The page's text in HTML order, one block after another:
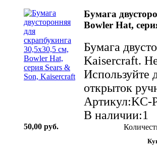
Бумага
Bowler Hat,
Бумага
Kaisercraft.
Используйте
открыток
Артикул:KC-
В наличии:1
50,00 руб.